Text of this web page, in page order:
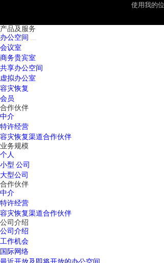
使用我的
产品及服务
办公空间
会议室
商务贵宾室
共享办公空间
虚拟办公室
容灾恢复
会员
合作伙伴
中介
特许经营
容灾恢复渠道合作伙伴
业务规模
个人
小型 公司
大型公司
合作伙伴
中介
特许经营
容灾恢复渠道合作伙伴
公司介绍
公司介绍
工作机会
国际网络